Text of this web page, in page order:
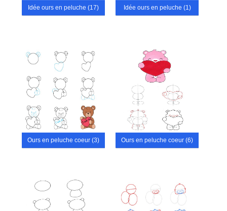
Idée ours en peluche (17) Idée ours en peluche (1)
Ours en peluche coeur (3) Ours en peluche coeur (6)